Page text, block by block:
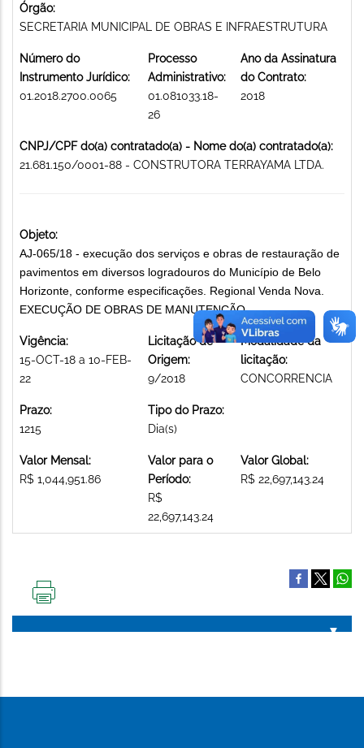
Órgão:
SECRETARIA MUNICIPAL DE OBRAS E INFRAESTRUTURA
Número do
Instrumento Jurídico:
01.2018.2700.0065
Processo
Administrativo:
01.081033.18-
26
Ano da Assinatura
do Contrato:
2018
CNPJ/CPF do(a) contratado(a) - Nome do(a) contratado(a):
21.681.150/0001-88 - CONSTRUTORA TERRAYAMA LTDA.
Objeto:
AJ-065/18 - execução dos serviços e obras de restauração de
pavimentos em diversos logradouros do Município de Belo
Horizonte, conforme especificações. Regional Venda Nova.
EXECUÇÃO DE OBRAS DE MANUTENÇÃO
Vigência:
15-OCT-18 a 10-FEB-
22
Licitação de
Origem:
9/2018
Modalidade da
licitação:
CONCORRENCIA
Prazo:
1215
Tipo do Prazo:
Dia(s)
Valor Mensal:
R$ 1,044,951.86
Valor para o
Período:
R$
22,697,143.24
Valor Global:
R$ 22,697,143.24
PÁGINA